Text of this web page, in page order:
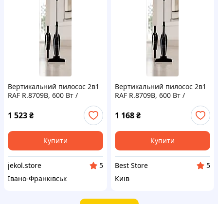
Вертикальний пилосос 2в1
RAF R.8709B, 600 Вт /
вакуумний пилосос /
Пилосос без мішка з
циклонним фільтром
1 523₴
Купити
jekol.store
5
Івано-Франківськ
Вертикальний пилосос 2в1
RAF R.8709B, 600 Вт /
вакуумний пилосос /
Пилосос без мішка з
циклонним фільтром
1 168₴
Купити
Best Store
5
Київ